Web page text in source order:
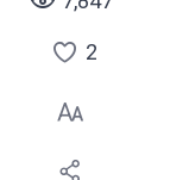
點
選
喜
2